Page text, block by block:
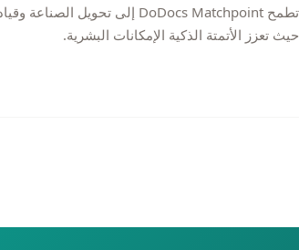
حيث تعزز الأتمتة الذكية الإمكانات البشرية.